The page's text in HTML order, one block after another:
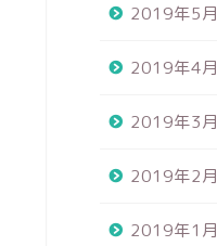
2019年5月
2019年4月
2019年3月
2019年2月
2019年1月